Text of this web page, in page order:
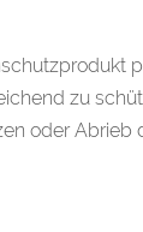
zu
oder Abrieb